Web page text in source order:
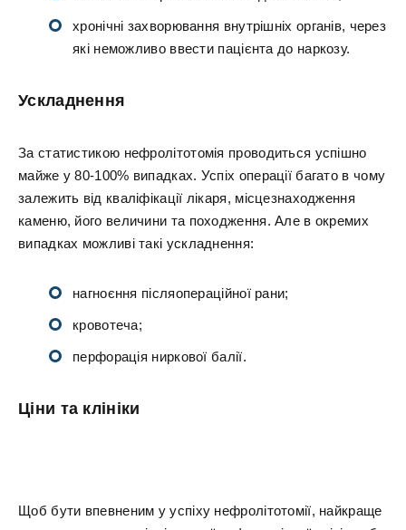
хронічні захворювання внутрішніх органів, через
які неможливо ввести пацієнта до наркозу.
Ускладнення
За статистикою нефролітотомія проводиться успішно
майже у 80-100% випадках. Успіх операції багато в чому
залежить від кваліфікації лікаря, місцезнаходження
каменю, його величини та походження. Але в окремих
випадках можливі такі ускладнення:
нагноєння післяопераційної рани;
кровотеча;
перфорація ниркової балії.
Ціни та клініки
Щоб бути впевненим у успіху нефролітотомії, найкраще